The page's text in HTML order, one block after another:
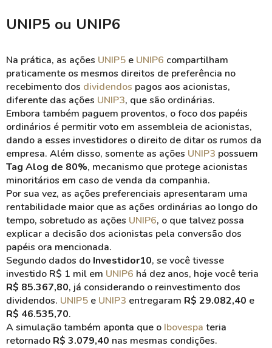
UNIP5 ou UNIP6
Na prática, as ações UNIP5 e UNIP6 compartilham
praticamente os mesmos direitos de preferência no
recebimento dos dividendos pagos aos acionistas,
diferente das ações UNIP3, que são ordinárias.
Embora também paguem proventos, o foco dos papéis
ordinários é permitir voto em assembleia de acionistas,
dando a esses investidores o direito de ditar os rumos da
empresa. Além disso, somente as ações UNIP3 possuem
Tag Alog de 80%, mecanismo que protege acionistas
minoritários em caso de venda da companhia.
Por sua vez, as ações preferenciais apresentaram uma
rentabilidade maior que as ações ordinárias ao longo do
tempo, sobretudo as ações UNIP6, o que talvez possa
explicar a decisão dos acionistas pela conversão dos
papéis ora mencionada.
Segundo dados do Investidor10, se você tivesse
investido R$ 1 mil em UNIP6 há dez anos, hoje você teria
R$ 85.367,80, já considerando o reinvestimento dos
dividendos. UNIP5 e UNIP3 entregaram R$ 29.082,40 e
R$ 46.535,70.
A simulação também aponta que o Ibovespa teria
retornado R$ 3.079,40 nas mesmas condições.